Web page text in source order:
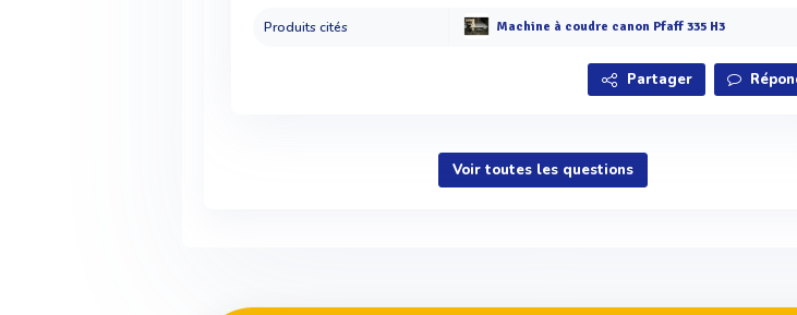
Produits cités Machine à coudre canon Pfaff 335 H3
Partager
Voir toutes les questions